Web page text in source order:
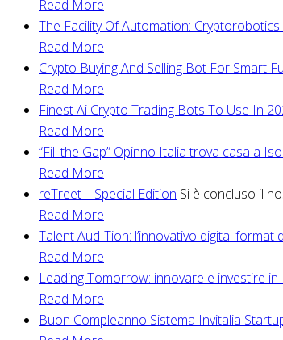
Read More
The Facility Of Automation:
Read More
Crypto Buying And Selling Bot For Smart
Read More
Finest Ai Crypto Trading Bots To Use In
Read More
“Fill the Gap” Opinno Italia trova casa a
Read More
reTreet – Special Edition Si è concluso il
Read More
Talent AudITion: l’innovativo digital format
Read More
Leading Tomorrow: innovare e investire in
Read More
Buon Compleanno Sistema Invitalia